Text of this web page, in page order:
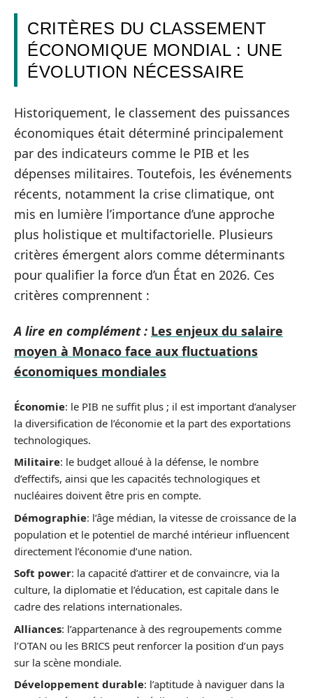
CRITÈRES DU CLASSEMENT
ÉCONOMIQUE MONDIAL : UNE
ÉVOLUTION NÉCESSAIRE
Historiquement, le classement des puissances
économiques était déterminé principalement
par des indicateurs comme le PIB et les
dépenses militaires. Toutefois, les événements
récents, notamment la crise climatique, ont
mis en lumière l’importance d’une approche
plus holistique et multifactorielle. Plusieurs
critères émergent alors comme déterminants
pour qualifier la force d’un État en 2026. Ces
critères comprennent :
A lire en complément : Les enjeux du salaire
moyen à Monaco face aux fluctuations
économiques mondiales
Économie: le PIB ne suffit plus ; il est important d’analyser
la diversification de l’économie et la part des exportations
technologiques.
Militaire: le budget alloué à la défense, le nombre
d’effectifs, ainsi que les capacités technologiques et
nucléaires doivent être pris en compte.
Démographie: l’âge médian, la vitesse de croissance de la
population et le potentiel de marché intérieur influencent
directement l’économie d’une nation.
Soft power: la capacité d’attirer et de convaincre, via la
culture, la diplomatie et l’éducation, est capitale dans le
cadre des relations internationales.
Alliances: l’appartenance à des regroupements comme
l’OTAN ou les BRICS peut renforcer la position d’un pays
sur la scène mondiale.
Développement durable: l’aptitude à naviguer dans la